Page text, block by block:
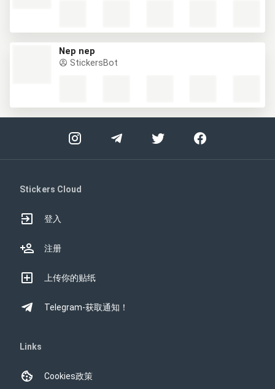
Nep nep
StickersBot
Stickers Cloud
登入
注册
上传你的贴纸
Telegram-获取通知！
Links
Cookies政策